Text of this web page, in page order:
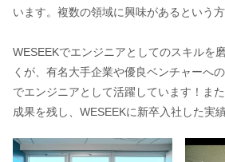
います。複数の領域に興味があるという
WESEEKでエンジニアとしてのスキルを
くが、有名大手企業や優良ベンチャーへ
でエンジニアとして活躍しています！ま
成果を残し、WESEEKに新卒入社した実